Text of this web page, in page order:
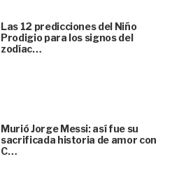
Las 12 predicciones del Niño
Prodigio para los signos del
zodíac…
Murió Jorge Messi: así fue su
sacrificada historia de amor con
C…